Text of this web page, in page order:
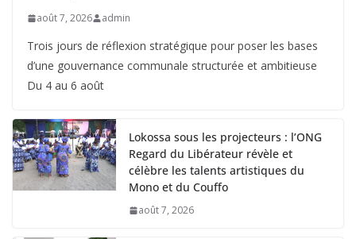
août 7, 2026 admin
Trois jours de réflexion stratégique pour poser les bases
d’une gouvernance communale structurée et ambitieuse
Du 4 au 6 août
Lokossa sous les projecteurs : l’ONG
Regard du Libérateur révèle et
célèbre les talents artistiques du
Mono et du Couffo
août 7, 2026